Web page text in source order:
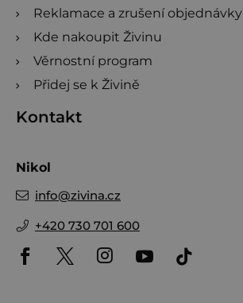
Reklamace a zrušení objednávky
Kde nakoupit Živinu
Věrnostní program
Přidej se k Živině
Kontakt
Nikol
info@zivina.cz
+420 730 701 600